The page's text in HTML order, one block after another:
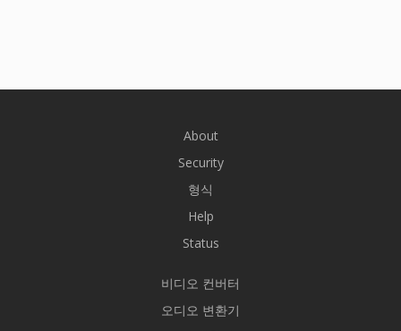
About
Security
형식
Help
Status
비디오 컨버터
오디오 변환기